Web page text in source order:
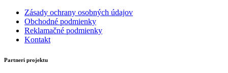
Zásady ochrany osobných údajov
Obchodné podmienky
Reklamačné podmienky
Kontakt
Partneri projektu